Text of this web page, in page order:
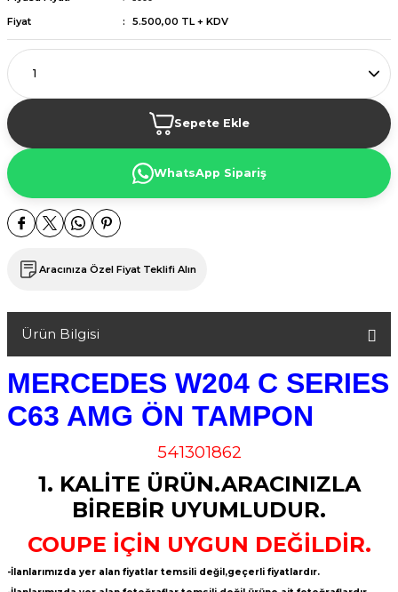
Fiyat
5.500,00 TL + KDV
Sepete Ekle
WhatsApp Sipariş
Aracınıza Özel Fiyat Teklifi Alın
Ürün Bilgisi
MERCEDES W204 C SERIES
C63 AMG ÖN TAMPON
541301862
1. KALİTE ÜRÜN.ARACINIZLA
BİREBİR UYUMLUDUR.
COUPE İÇİN UYGUN DEĞİLDİR.
-İlanlarımızda yer alan fiyatlar temsili değil,geçerli fiyatlardır.